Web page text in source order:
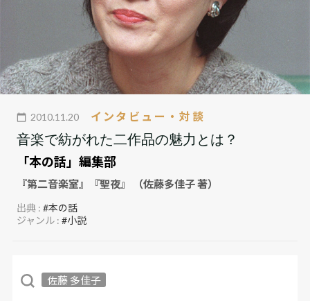
2010.11.20 インタビュー・対談
音楽で紡がれた二作品の魅力とは？
「本の話」編集部
『第二音楽室』『聖夜』 （佐藤多佳子 著）
出典 :#本の話
ジャンル :#小説
佐藤 多佳子